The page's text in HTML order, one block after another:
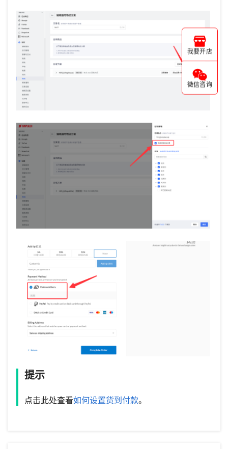
提示
点击此处查看如何设置货到付款。
我要开店
微信咨询